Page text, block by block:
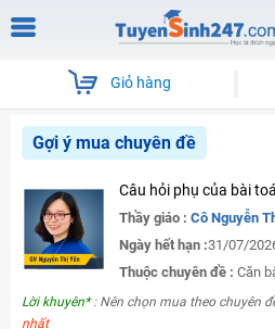
Giỏ hàng
Gợi ý mua chuyên đề
Câu hỏi phụ của bài
Thầy giáo : Cô Nguyễn
Ngày hết hạn :31/07/
Thuộc chuyên đề : Căn
Lời khuyên*: Nên chọn mua theo chuyên
nhất